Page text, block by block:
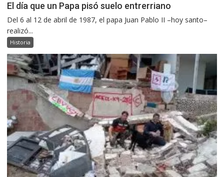
El día que un Papa pisó suelo entrerriano
Del 6 al 12 de abril de 1987, el papa Juan Pablo II –hoy santo–
realizó...
Historia